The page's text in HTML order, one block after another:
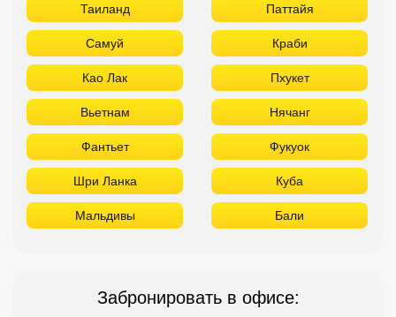
Таиланд Паттайя
Самуй Краби
Као Лак Пхукет
Вьетнам Нячанг
Фантьет Фукуок
Шри Ланка Куба
Мальдивы Бали
Забронировать в офисе: